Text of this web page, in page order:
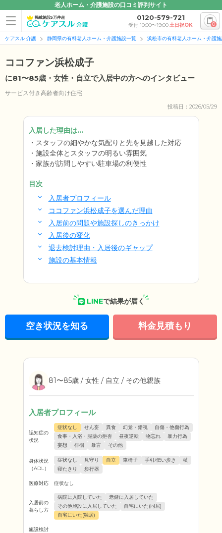
老人ホーム・介護施設の口コミ評判サイト
掲載施設5万件超 0120-579-721
受付 10:00〜19:00土日祝OK 0
ケアスル 介護 静岡県の有料老人ホーム・介護施設一覧 浜松市の有料老人ホーム・介護
ココファン浜松成子
に81〜85歳・女性・自立で入居中の方へのインタビュー
サービス付き高齢者向け住宅
投稿日：2026/05/29
入居した理由は...
スタッフの細やかな気配りと先を見越した対応
施設全体とスタッフの明るい雰囲気
家族が訪問しやすい駐車場の利便性
目次
入居者プロフィール
ココファン浜松成子を選んだ理由
入居前の問題や施設探しのきっかけ
入居後の変化
退去検討理由・入居後のギャップ
施設の基本情報
LINEで結果が届く
空き状況を知る 料金見積もり
81〜85歳 / 女性 / 自立 / その他親族
入居者プロフィール
認知症の
状況
症状なし せん妄 異食 幻覚・錯視
自傷・他傷行為
食事・入浴・服薬の拒否
昼夜逆転 物忘れ
暴力行為
妄想
徘徊 暴言 その他
身体状況
（ADL）
症状なし 見守り 自立 車椅子 手引/伝い歩き
杖
寝たきり
歩行器
医療対応 症状なし
入居前の
暮らし方
病院に入院していた
老健に入居していた
その他施設に入居していた
自宅にいた(同居)
自宅にいた(独居)
施設検討